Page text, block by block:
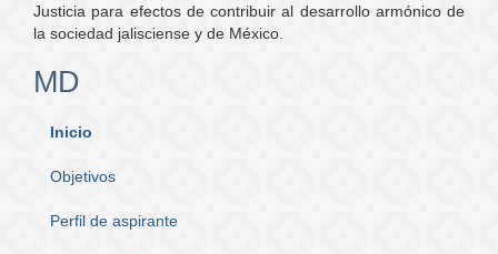
Justicia para efectos de contribuir al desarrollo armónico de
la sociedad jalisciense y de México.
MD
Inicio
Objetivos
Perfil de aspirante